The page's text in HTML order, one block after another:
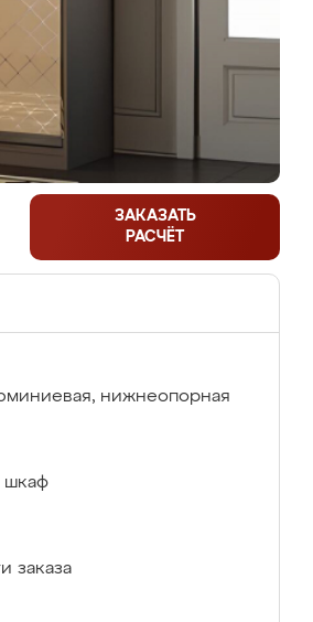
ЗАКАЗАТЬ
РАСЧЁТ
нижнеопорная
шкаф
заказа